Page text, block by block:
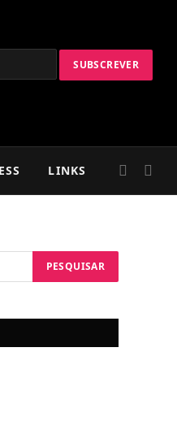
LINKS